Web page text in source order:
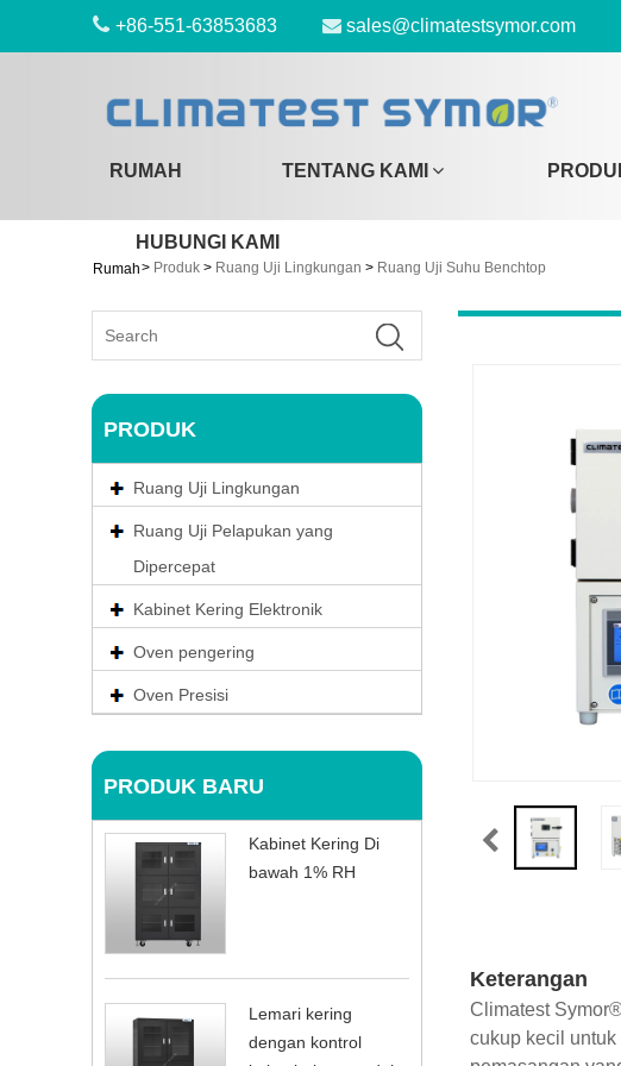
+86-551-63853683 sales@climatestsymor.com
RUMAH TENTANG KAMI
HUBUNGI KAMI
Rumah> Produk > Ruang Uji Lingkungan > Ruang Uji Suhu Benchtop
PRODUK
Ruang Uji Lingkungan
Ruang Uji Pelapukan yang
Dipercepat
Kabinet Kering Elektronik
Oven pengering
Oven Presisi
PRODUK BARU
Kabinet Kering Di
bawah 1% RH
Lemari kering
dengan kontrol
Keterangan
Climatest
cukup kecil